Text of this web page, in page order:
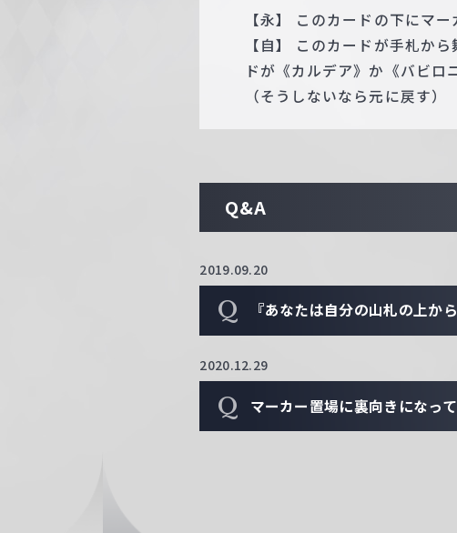
【永】 このカードの下にマ
【自】 このカードが手札か
ドが《カルデア》か《バビロ
（そうしないなら元に戻す）
Q&A
2019.09.20
Q 『あなたは自分の山札の上か
2020.12.29
Q マーカー置場に裏向きになっ